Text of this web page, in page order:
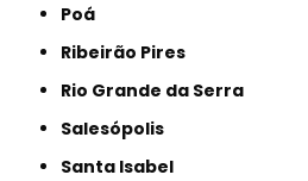
Poá
Ribeirão Pires
Rio Grande da Serra
Salesópolis
Santa Isabel